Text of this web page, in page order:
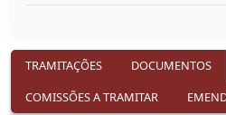
TRAMITAÇÕES DOCUMENTOS
COMISSÕES A TRAMITAR